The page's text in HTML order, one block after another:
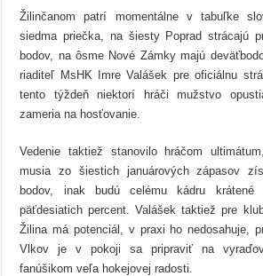
Žilinčanom patrí momentálne v tabuľke
siedma priečka, na šiesty Poprad strácajú
bodov, na ôsme Nové Zámky majú
riaditeľ MsHK Imre Valášek pre oficiálnu
tento týždeň niektorí hráči mužstvo
zameria na hosťovanie.
Vedenie taktiež stanovilo hráčom
musia zo šiestich januárových zápasov
bodov, inak budú celému kádru
päťdesiatich percent. Valášek taktiež pre
Žilina má potenciál, v praxi ho nedosahuje,
Vlkov je v pokoji sa pripraviť na
fanúšikom veľa hokejovej radosti.